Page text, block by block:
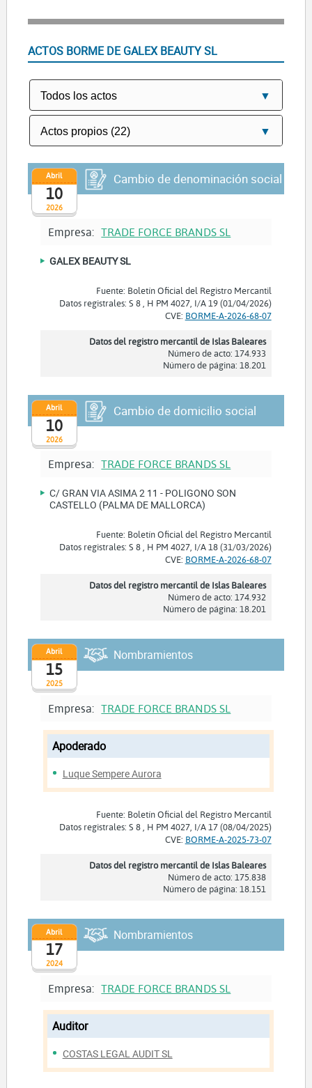
ACTOS BORME DE GALEX BEAUTY SL
2026
Abril
10
Cambio de denominación social
Empresa: TRADE FORCE BRANDS SL
GALEX BEAUTY SL
Fuente: Boletín Oficial del Registro Mercantil
Datos registrales: S 8 , H PM 4027, I/A 19 (01/04/2026)
CVE: BORME-A-2026-68-07
Datos del registro mercantil de Islas Baleares
Número de acto: 174.933
Número de página: 18.201
2026
Abril
10
Cambio de domicilio social
Empresa: TRADE FORCE BRANDS SL
C/ GRAN VIA ASIMA 2 11 - POLIGONO SON
CASTELLO (PALMA DE MALLORCA)
Fuente: Boletín Oficial del Registro Mercantil
Datos registrales: S 8 , H PM 4027, I/A 18 (31/03/2026)
CVE: BORME-A-2026-68-07
Datos del registro mercantil de Islas Baleares
Número de acto: 174.932
Número de página: 18.201
2025
Abril
15
Nombramientos
Empresa: TRADE FORCE BRANDS SL
Apoderado
Luque Sempere Aurora
Fuente: Boletín Oficial del Registro Mercantil
Datos registrales: S 8 , H PM 4027, I/A 17 (08/04/2025)
CVE: BORME-A-2025-73-07
Datos del registro mercantil de Islas Baleares
Número de acto: 175.838
Número de página: 18.151
2024
Abril
17
Nombramientos
Empresa: TRADE FORCE BRANDS SL
Auditor
COSTAS LEGAL AUDIT SL